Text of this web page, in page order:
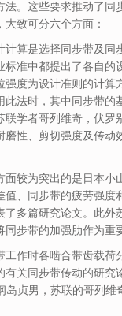
法。这些要求推动了同
致可分六个方面：
计算是选择同步带及
准中都提出了各自的
强度为设计准则 的计算
法时，其中同步带的
学者哥列维奇，伏罗
磨性、剪切强度及传
面较为突出的是日本小
、同步带的疲劳强度
了多篇研究论文。此外
步带的加强肋作为重
作时各啮合带齿载荷
关同步带传动的研究
岛贞男，苏联的哥列维